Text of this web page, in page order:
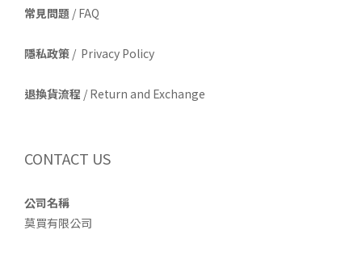
常見問題 / FAQ
隱私政策 / Privacy Policy
退換貨流程 / Return and Exchange
CONTACT US
公司名稱
莫買有限公司